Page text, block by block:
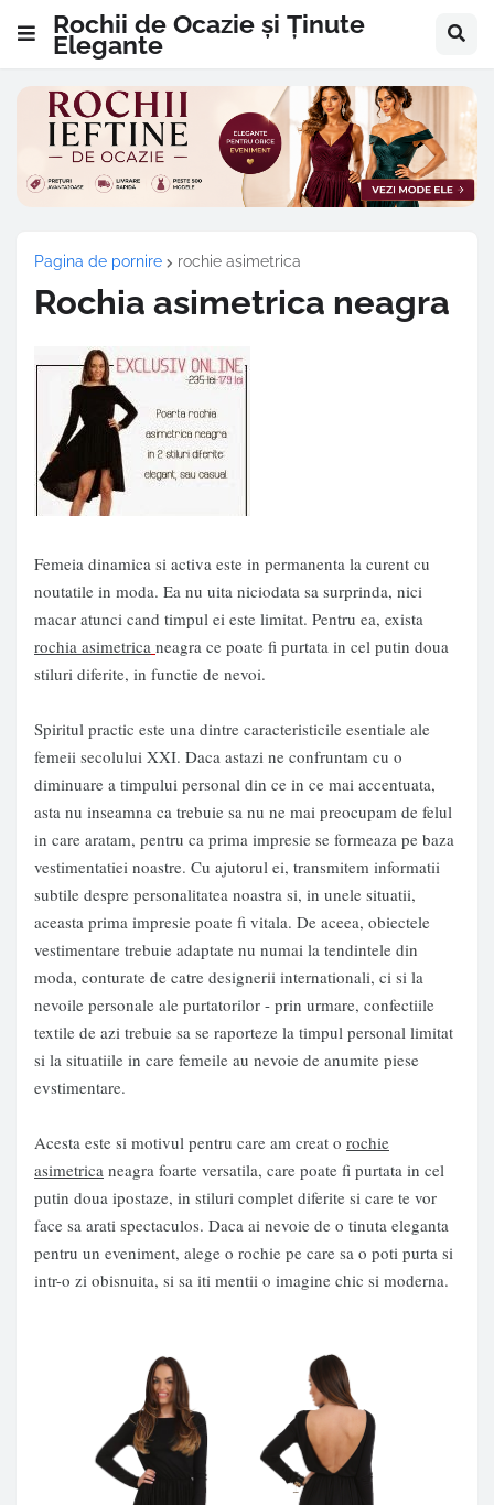
Rochii de Ocazie și Ținute
Elegante
Pagina de pornire rochie asimetrica
Rochia asimetrica neagra
Femeia dinamica si activa este in permanenta la curent cu
noutatile in moda. Ea nu uita niciodata sa surprinda, nici
macar atunci cand timpul ei este limitat. Pentru ea, exista
rochia asimetrica neagra ce poate fi purtata in cel putin doua
stiluri diferite, in functie de nevoi.
Spiritul practic este una dintre caracteristicile esentiale ale
femeii secolului XXI. Daca astazi ne confruntam cu o
diminuare a timpului personal din ce in ce mai accentuata,
asta nu inseamna ca trebuie sa nu ne mai preocupam de felul
in care aratam, pentru ca prima impresie se formeaza pe baza
vestimentatiei noastre. Cu ajutorul ei, transmitem informatii
subtile despre personalitatea noastra si, in unele situatii,
aceasta prima impresie poate fi vitala. De aceea, obiectele
vestimentare trebuie adaptate nu numai la tendintele din
moda, conturate de catre designerii internationali, ci si la
nevoile personale ale purtatorilor - prin urmare, confectiile
textile de azi trebuie sa se raporteze la timpul personal limitat
si la situatiile in care femeile au nevoie de anumite piese
evstimentare.
Acesta este si motivul pentru care am creat o rochie
asimetrica neagra foarte versatila, care poate fi purtata in cel
putin doua ipostaze, in stiluri complet diferite si care te vor
face sa arati spectaculos. Daca ai nevoie de o tinuta eleganta
pentru un eveniment, alege o rochie pe care sa o poti purta si
intr-o zi obisnuita, si sa iti mentii o imagine chic si moderna.